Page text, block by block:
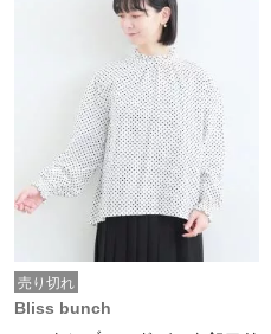
売り切れ
Bliss bunch